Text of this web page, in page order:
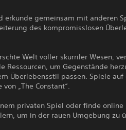
erkunde gemeinsam mit anderen
des kompromisslosen
Welt voller skurriler Wesen,
Ressourcen, um Gegenstände
Überlebensstil passen. Spiele
„The Constant“.
privaten Spiel oder finde online
um in der rauen Umgebung zu